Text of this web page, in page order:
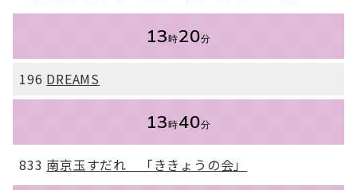
13時20分
196 DREAMS
13時40分
833 南京玉すだれ 「ききょうの会」